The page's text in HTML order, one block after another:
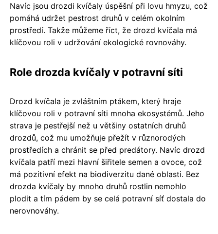
Navíc jsou drozdi kvíčaly úspěšní při lovu hmyzu, což
pomáhá udržet pestrost druhů v celém okolním
prostředí. Takže můžeme říct, že drozd kvíčala má
klíčovou roli v udržování ekologické rovnováhy.
Role drozda kvíčaly v potravní síti
Drozd kvíčala je zvláštním ptákem, který hraje
klíčovou roli v potravní síti mnoha ekosystémů. Jeho
strava je pestřejší než u většiny ostatních druhů
drozdů, což mu umožňuje přežít v různorodých
prostředích a chránit se před predátory. Navíc drozd
kvíčala patří mezi hlavní šiřitele semen a ovoce, což
má pozitivní efekt na biodiverzitu dané oblasti. Bez
drozda kvíčaly by mnoho druhů rostlin nemohlo
plodit a tím pádem by se celá potravní síť dostala do
nerovnováhy.